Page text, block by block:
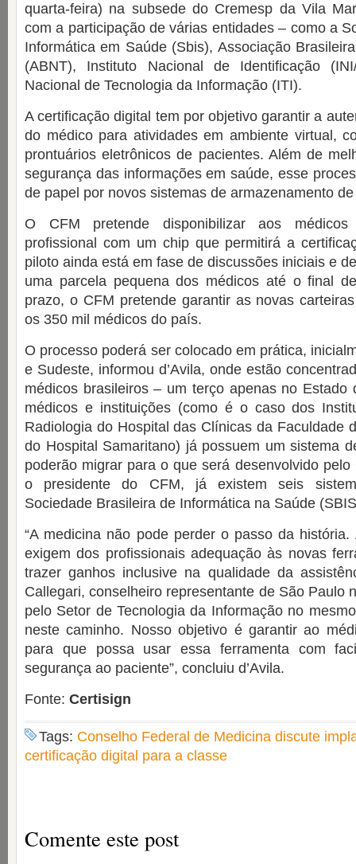
quarta-feira) na subsede do Cremesp da Vila
com a participação de várias entidades – como a
Informática em Saúde (Sbis), Associação
(ABNT), Instituto Nacional de Identificação
Nacional de Tecnologia da Informação (ITI).
A certificação digital tem por objetivo garantir a
do médico para atividades em ambiente virtual,
prontuários eletrônicos de pacientes. Além de
segurança das informações em saúde, esse
de papel por novos sistemas de armazenamento
O CFM pretende disponibilizar aos
profissional com um chip que permitirá a
piloto ainda está em fase de discussões iniciais e
uma parcela pequena dos médicos até o final
prazo, o CFM pretende garantir as novas
os 350 mil médicos do país.
O processo poderá ser colocado em prática,
e Sudeste, informou d’Avila, onde estão
médicos brasileiros – um terço apenas no Estado
médicos e instituições (como é o caso dos
Radiologia do Hospital das Clínicas da Faculdade
do Hospital Samaritano) já possuem um sistema
poderão migrar para o que será desenvolvido
o presidente do CFM, já existem seis
Sociedade Brasileira de Informática na Saúde
“A medicina não pode perder o passo da
exigem dos profissionais adequação às novas
trazer ganhos inclusive na qualidade da
Callegari, conselheiro representante de São Paulo
pelo Setor de Tecnologia da Informação no
neste caminho. Nosso objetivo é garantir ao
para que possa usar essa ferramenta com
segurança ao paciente”, concluiu d’Avila.
Fonte: Certisign
Tags: Conselho Federal de Medicina discute
certificação digital para a classe
Comente este post